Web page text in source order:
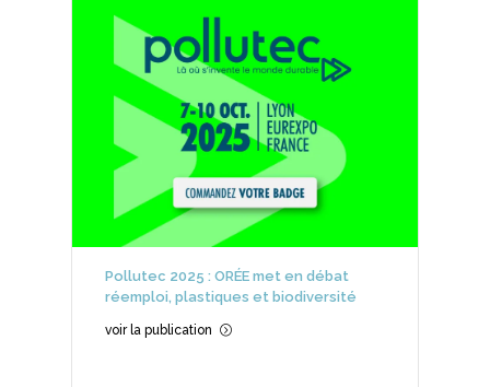
Pollutec 2025 : ORÉE met en débat
réemploi, plastiques et biodiversité
voir la publication =